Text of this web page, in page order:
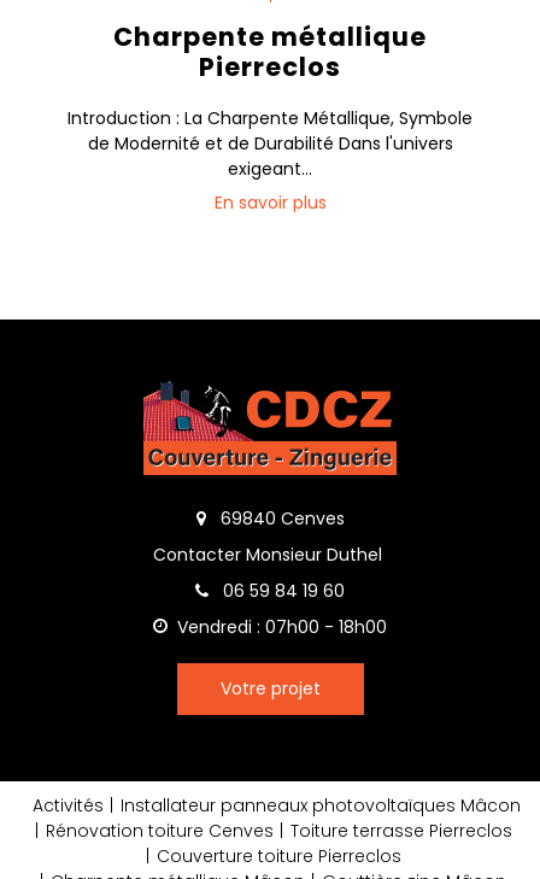
Charpente métallique
Pierreclos
Introduction : La Charpente Métallique, Symbole
de Modernité et de Durabilité Dans l'univers
exigeant...
En savoir plus
69840 Cenves
Contacter Monsieur Duthel
06 59 84 19 60
Vendredi : 07h00 - 18h00
Votre projet
Activités
Installateur panneaux photovoltaïques Mâcon
Rénovation toiture Cenves
Toiture terrasse Pierreclos
Couverture toiture Pierreclos